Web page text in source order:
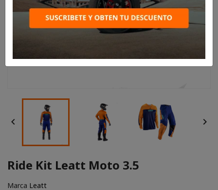
 
Ride Kit Leatt Moto 3.5
Marca Leatt